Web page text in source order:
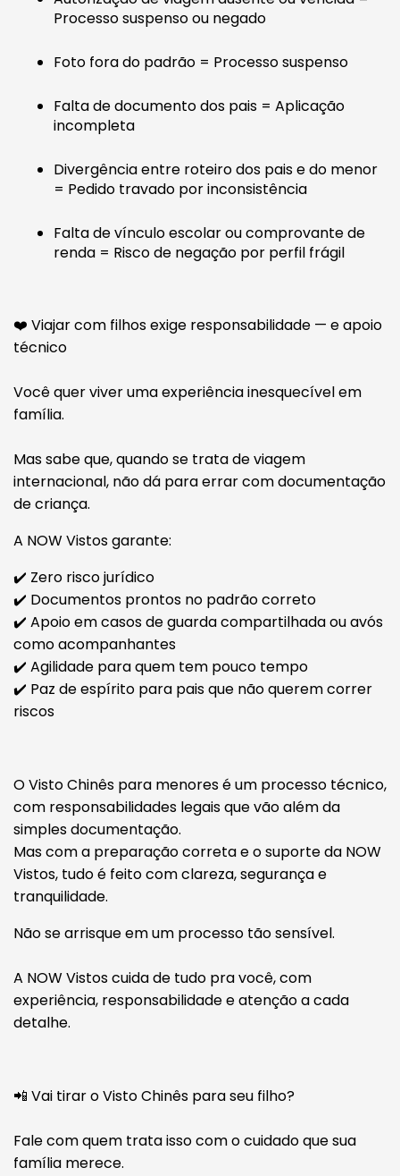
Processo suspenso ou negado
Foto fora do padrão = Processo suspenso
Falta de documento dos pais = Aplicação
incompleta
Divergência entre roteiro dos pais e do menor
= Pedido travado por inconsistência
Falta de vínculo escolar ou comprovante de
renda = Risco de negação por perfil frágil
❤️ Viajar com filhos exige responsabilidade — e apoio
técnico
Você quer viver uma experiência inesquecível em
família.
Mas sabe que, quando se trata de viagem
internacional, não dá para errar com documentação
de criança.
A NOW Vistos garante:
✔️ Zero risco jurídico
✔️ Documentos prontos no padrão correto
✔️ Apoio em casos de guarda compartilhada ou avós
como acompanhantes
✔️ Agilidade para quem tem pouco tempo
✔️ Paz de espírito para pais que não querem correr
riscos
O Visto Chinês para menores é um processo técnico,
com responsabilidades legais que vão além da
simples documentação.
Mas com a preparação correta e o suporte da NOW
Vistos, tudo é feito com clareza, segurança e
tranquilidade.
Não se arrisque em um processo tão sensível.
A NOW Vistos cuida de tudo pra você, com
experiência, responsabilidade e atenção a cada
detalhe.
📲 Vai tirar o Visto Chinês para seu filho?
Fale com quem trata isso com o cuidado que sua
família merece.